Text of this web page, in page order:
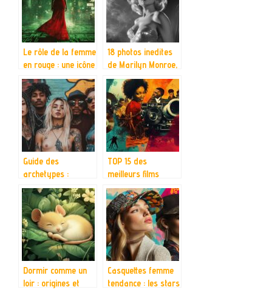
Le rôle de la femme
en rouge : une icône
symbolique dans
Matrix
bouleversant les
codes de
domination
18 photos inedites
de Marilyn Monroe,
plus sexy que
jamais : revelations
sur ses seances
photos secretes
Guide des
archetypes :
trouver le tatouage
qui vous ressemble
vraiment
TOP 15 des
meilleurs films
afro-americains :
Un hommage aux
pionnieres du grand
ecran
Dormir comme un
loir : origines et
Casquettes femme
tendance : les stars